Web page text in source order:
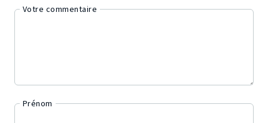
Votre commentaire
Prénom